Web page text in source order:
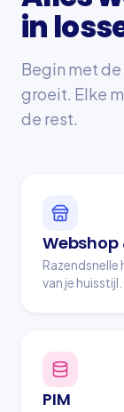
in
Begin met
groeit. Elke
de rest.
Webshop
van je huisstijl.
PIM